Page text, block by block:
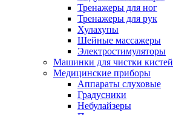
Тренажеры для ног
Тренажеры для рук
Хулахупы
Шейные массажеры
Электростимуляторы
Машинки для чистки кистей
Медицинские приборы
Аппараты слуховые
Градусники
Небулайзеры